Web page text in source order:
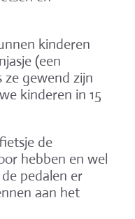
kinderen
(een
ze gewend zijn
kinderen in 15
de
hebben en wel
pedalen er
aan het